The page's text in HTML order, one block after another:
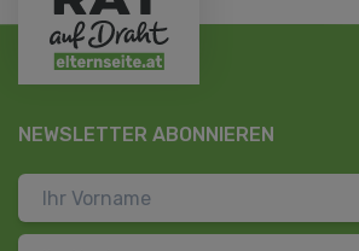
NEWSLETTER ABONNIEREN